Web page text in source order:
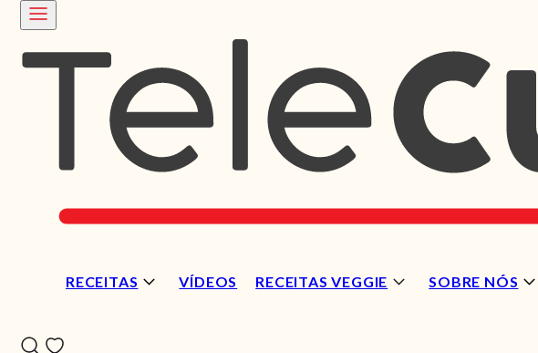
RECEITAS VÍDEOS RECEITAS VEGGIE SOBRE NÓS